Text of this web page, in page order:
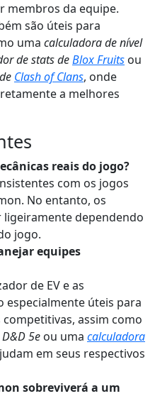
membros da equipe.
são úteis para
uma calculadora de nível
de stats deBlox Fruits ou
Clash of Clans, onde
a melhores
reais do jogo?
com os jogos
No entanto, os
dependendo
jogo.
equipes
de EV e as
especialmente úteis para
assim como
5e ou uma calculadora
em seus respectivos
sobreviverá a um